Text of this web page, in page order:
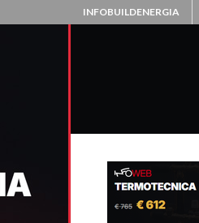
INFOBUILDENERGIA